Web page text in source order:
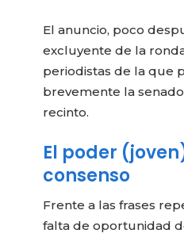
El anuncio, poco
excluyente de la
periodistas de la que
brevemente la
recinto.
El poder
consenso
Frente a las frases
falta de oportunidad